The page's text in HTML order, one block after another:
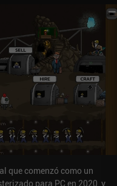
que comenzó como un
para PC en 2020, y